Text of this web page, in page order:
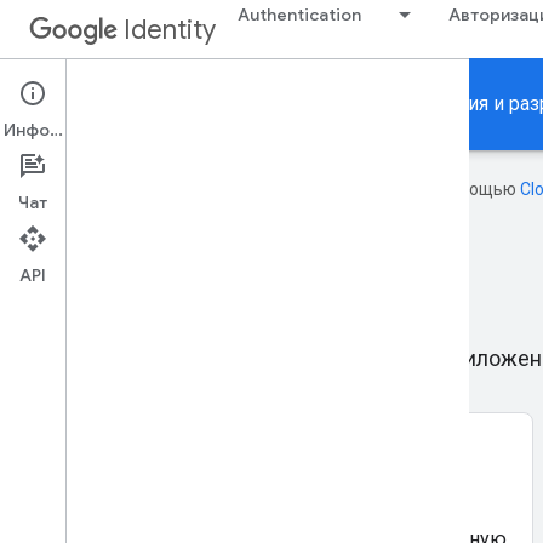
Identity Authentication
Разрешить пользователям входить в приложения и
Эта страница переведена с помощью
Выполняйте вход пользователей в ваше
Информация
Чат
API